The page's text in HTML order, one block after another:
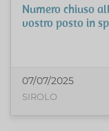
Numero chiuso
vostro posto in
07/07/2025
SIROLO